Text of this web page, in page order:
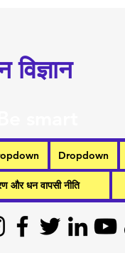
विज्ञान
Dropdown
और धन वापसी नीति